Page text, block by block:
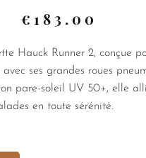
€ 183.00
Hauck Runner 2, conçue
ses grandes roues
pare-soleil UV 50+, elle
en toute sérénité.